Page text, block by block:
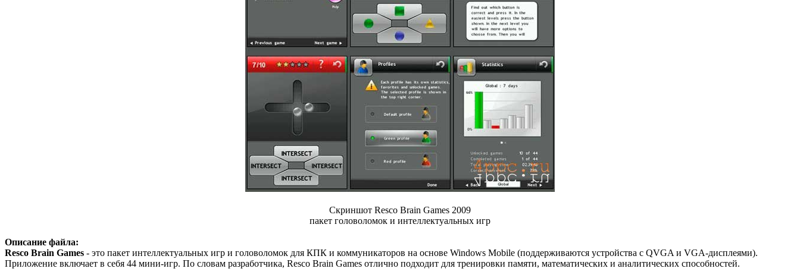
Скриншот Resco Brain Games 2009
пакет головоломок и интеллектуальных игр
Описание файла:
Resco Brain Games - это пакет интеллектуальных игр и головоломок для КПК и коммуникаторов на основе Windows Mobile (поддерживаются устройства с QVGA и VGA-дисплеями).
Приложение включает в себя 44 мини-игр. По словам разработчика, Resco Brain Games отлично подходит для тренировки памяти, математических и аналитических способностей.